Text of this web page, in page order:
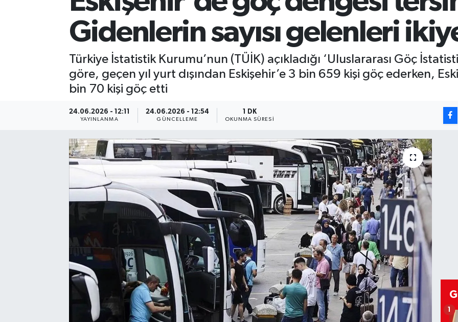
Gidenlerin sayısı gelenleri
Türkiye İstatistik Kurumu’nun (TÜİK) açıkladığı ‘Uluslararası Göç
göre, geçen yıl yurt dışından Eskişehir’e 3 bin 659 kişi göç ederken,
bin 70 kişi göç etti
24.06.2026 - 12:11
YAYINLANMA
24.06.2026 - 12:54
GÜNCELLEME
1 DK
OKUNMA SÜRESI
1